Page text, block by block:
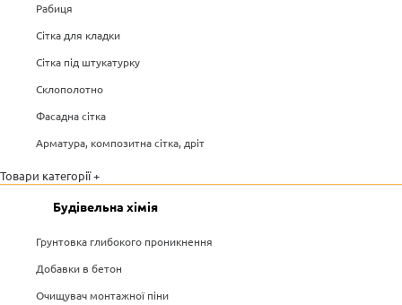
Рабиця
Сітка для кладки
Сітка під штукатурку
Склополотно
Фасадна сітка
Арматура, композитна сітка, дріт
Товари категорії +
Будівельна хімія
Грунтовка глибокого проникнення
Добавки в бетон
Очищувач монтажної піни